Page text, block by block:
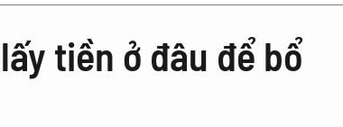
tiền ở đâu để bổ